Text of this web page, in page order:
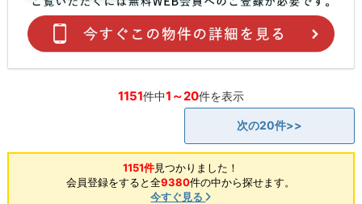
1151件中1～20件を表示
次の20件>>
1151件見つかりました！
会員登録をすると全9380件の中から探せます。
今すぐ見る